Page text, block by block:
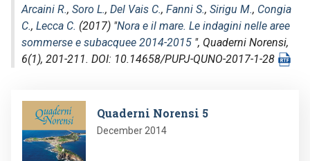
Arcaini R., Soro L., Del Vais C., Fanni S., Sirigu M., Congia
C., Lecca C. (2017) "Nora e il mare. Le indagini nelle aree
sommerse e subacquee 2014-2015 ", Quaderni Norensi,
6(1), 201-211. DOI: 10.14658/PUPJ-QUNO-2017-1-28
Quaderni Norensi 5
December 2014